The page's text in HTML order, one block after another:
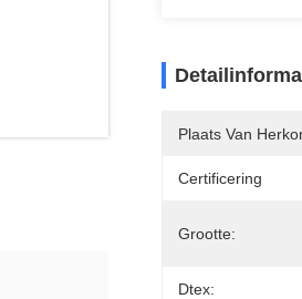
Plaats Van
Certificering
Grootte:
Dtex: